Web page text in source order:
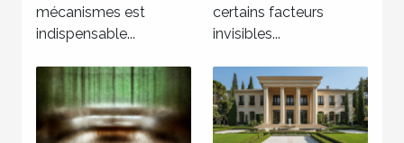
mécanismes est
indispensable...
certains facteurs
invisibles...